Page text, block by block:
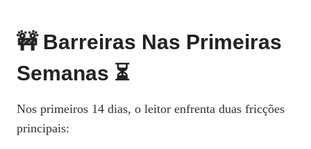
🚧 Barreiras Nas Primeiras
Semanas ⏳
Nos primeiros 14 dias, o leitor enfrenta duas fricções
principais: